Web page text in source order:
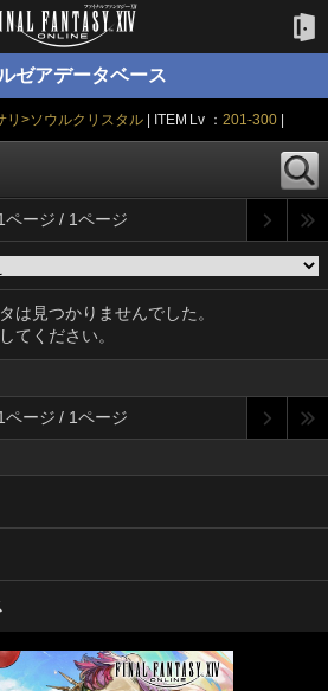
ゼアデータベース
リ>ソウルクリスタル | ITEM Lv ：201-300
ページ / 1ページ
は見つかりませんでした。
てください。
ページ / 1ページ